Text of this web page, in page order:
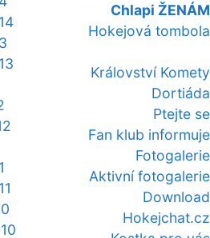
Chlapi ŽENÁM
Hokejová tombola
Království Komety
Dortiáda
Ptejte se
Fan klub informuje
Fotogalerie
Aktivní fotogalerie
Download
Hokejchat.cz